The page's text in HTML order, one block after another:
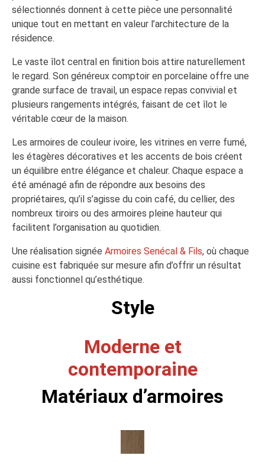
sélectionnés donnent à cette pièce une personnalité
unique tout en mettant en valeur l’architecture de la
résidence.
Le vaste îlot central en finition bois attire naturellement
le regard. Son généreux comptoir en porcelaine offre une
grande surface de travail, un espace repas convivial et
plusieurs rangements intégrés, faisant de cet îlot le
véritable cœur de la maison.
Les armoires de couleur ivoire, les vitrines en verre fumé,
les étagères décoratives et les accents de bois créent
un équilibre entre élégance et chaleur. Chaque espace a
été aménagé afin de répondre aux besoins des
propriétaires, qu’il s’agisse du coin café, du cellier, des
nombreux tiroirs ou des armoires pleine hauteur qui
facilitent l’organisation au quotidien.
Une réalisation signée Armoires Senécal & Fils, où chaque
cuisine est fabriquée sur mesure afin d’offrir un résultat
aussi fonctionnel qu’esthétique.
Style
Moderne et
contemporaine
Matériaux d’armoires